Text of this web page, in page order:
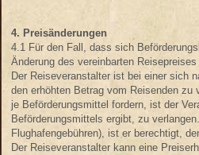
4. Preisänderungen
4.1 Für den Fall, dass sich
Änderung des vereinbarten
Der Reiseveranstalter ist bei einer sich
den erhöhten Betrag vom Reisenden
je Beförderungsmittel fordern, ist der
Beförderungsmittels ergibt, zu
Flughafengebühren), ist er berechtigt,
Der Reiseveranstalter kann eine